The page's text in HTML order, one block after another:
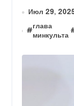
Июл 29,
#
глава
минкульта